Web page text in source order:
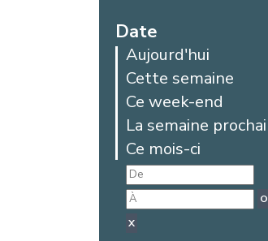
Date
Aujourd'hui
Cette semaine
Ce week-end
La semaine
Ce mois-ci
X